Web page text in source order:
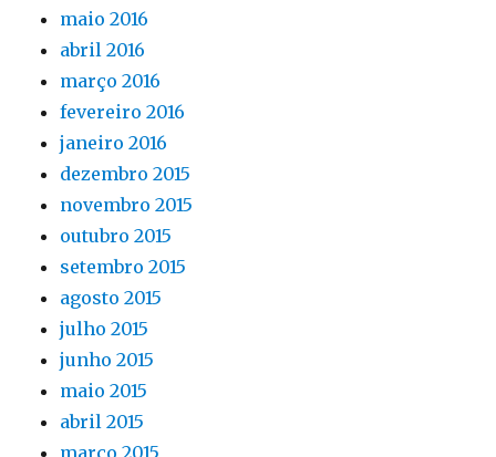
maio 2016
abril 2016
março 2016
fevereiro 2016
janeiro 2016
dezembro 2015
novembro 2015
outubro 2015
setembro 2015
agosto 2015
julho 2015
junho 2015
maio 2015
abril 2015
março 2015